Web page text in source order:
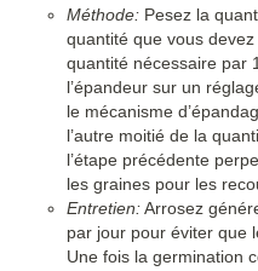
Méthode: Pesez la
quantité que vous
quantité nécessaire par
l’épandeur sur un
le mécanisme
l’autre moitié de la
l’étape précédente
les graines pour les
Entretien:Arrosez
par jour pour éviter que
Une fois la germination